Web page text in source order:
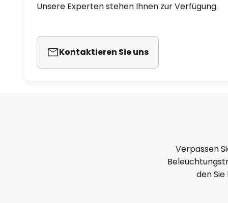
Unsere Experten stehen Ihnen zur Verfügung.
Kontaktieren Sie uns
Verpassen
den